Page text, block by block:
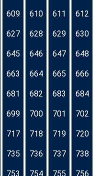
609 610 611 612
627 628 629 630
645 646 647 648
663 664 665 666
681 682 683 684
699 700 701 702
717 718 719 720
735 736 737 738
753 754 755 756